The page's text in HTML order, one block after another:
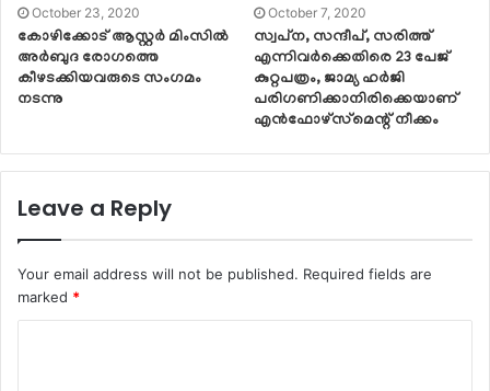
October 23, 2020
കോഴിക്കോട് ആസ്റ്റര്‍ മിംസില്‍
അര്‍ബുദ രോഗത്തെ
കീഴടക്കിയവരുടെ സംഗമം
നടന്നു
October 7, 2020
സ്വപ്‌ന, സന്ദീപ്, സരിത്ത്
എന്നിവര്‍ക്കെതിരെ 23 പേജ്
കുറ്റപത്രം, ജാമ്യ ഹര്‍ജി
പരിഗണിക്കാനിരിക്കെയാണ്
എന്‍ഫോഴ്‌സ്‌മെന്റ് നീക്കം
Leave a Reply
Your email address will not be published. Required fields are
marked *